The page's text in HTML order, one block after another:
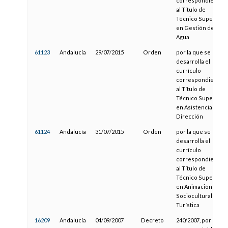
al Título de
Técnico Superior
en Gestión del
Agua
61123 Andalucía 29/07/2015 Orden
por la que se
desarrolla el
currículo
correspondiente
al Título de
Técnico Superior
en Asistencia a la
Dirección
61124 Andalucía 31/07/2015 Orden
por la que se
desarrolla el
currículo
correspondiente
al Título de
Técnico Superior
en Animación
Sociocultural y
Turística
16209 Andalucía 04/09/2007 Decreto
240/2007, por el